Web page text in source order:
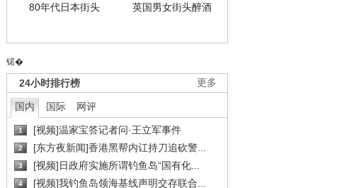
80年代日本街头 英国男女街头醉酒
锘�
更多
24小时排行榜
国内 国际 网评
1 [视频]温家宝答记者问·王立军事件
2 [东方夜新闻]香港黑帮内讧持刀追砍警...
3 [视频]日政府实施所谓钓鱼岛“国有化...
4 [视频]我钓鱼岛领海基线声明交存联合...